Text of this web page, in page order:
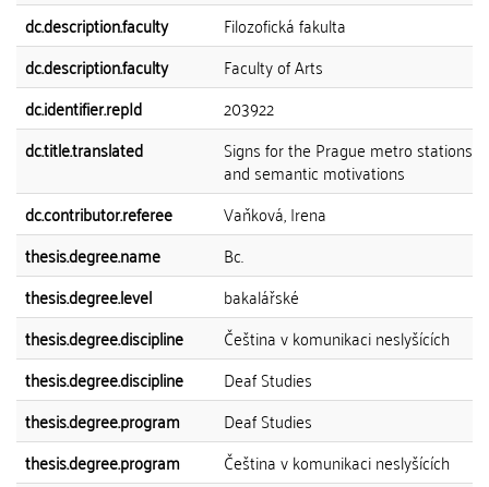
dc.description.faculty
Filozofická fakulta
dc.description.faculty
Faculty of Arts
dc.identifier.repId
203922
dc.title.translated
Signs for the Prague metro stations:
and semantic motivations
dc.contributor.referee
Vaňková, Irena
thesis.degree.name
Bc.
thesis.degree.level
bakalářské
thesis.degree.discipline
Čeština v komunikaci neslyšících
thesis.degree.discipline
Deaf Studies
thesis.degree.program
Deaf Studies
thesis.degree.program
Čeština v komunikaci neslyšících